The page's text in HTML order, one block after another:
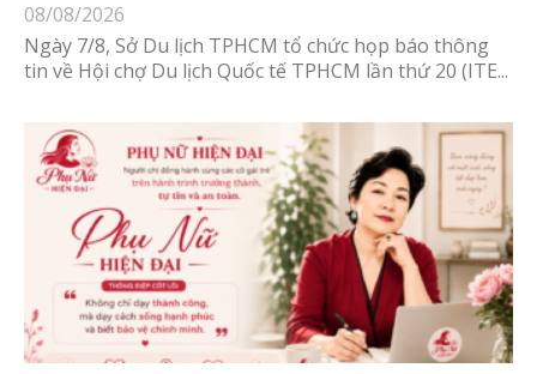
08/08/2026
Ngày 7/8, Sở Du lịch TPHCM tổ chức họp báo thông
tin về Hội chợ Du lịch Quốc tế TPHCM lần thứ 20 (ITE...